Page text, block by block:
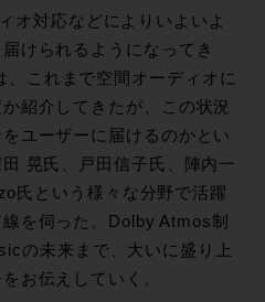
オ対応などによりいよいよ
けられるようになってき
これまで空間オーディオに
紹介してきたが、この状況
ユーザーに届けるのかとい
晃氏、戸田信子氏、陣内一
氏という様々な分野で活躍
を伺った。Dolby Atmos制
の未来まで、大いに盛り上
お伝えしていく。